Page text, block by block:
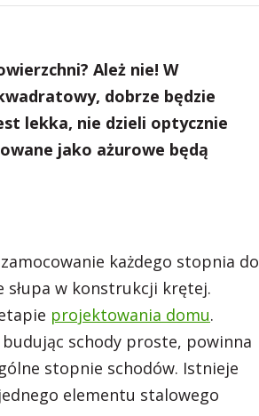
Ależ nie! W
dobrze będzie
lekka, nie dzieli optycznie
jako ażurowe będą
każdego stopnia do
w konstrukcji krętej.
projektowania domu.
schody proste, powinna
stopnie schodów. Istnieje
elementu stalowego